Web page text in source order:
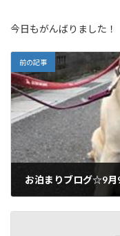
今日もがんばりました！
前の記事